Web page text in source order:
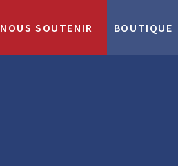
NOUS SOUTENIR BOUTIQUE